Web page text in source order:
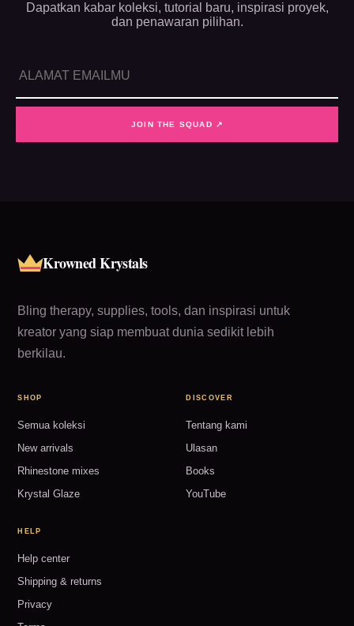
Dapatkan kabar koleksi, tutorial baru, inspirasi proyek,
dan penawaran pilihan.
JOIN THE SQUAD ↗
Krowned Krystals
Bling therapy, supplies, tools, dan inspirasi untuk
kreator yang siap membuat dunia sedikit lebih
berkilau.
SHOP
Semua koleksi
New arrivals
Rhinestone mixes
Krystal Glaze
DISCOVER
Tentang kami
Ulasan
Books
YouTube
HELP
Help center
Shipping & returns
Privacy